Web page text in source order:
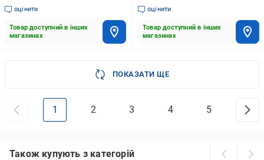
оцінити
Товар доступний в інших
магазинах
оцінити
Товар доступний в інших
магазинах
ПОКАЗАТИ ЩЕ
1 2 3 4 5
Також купують з категорій